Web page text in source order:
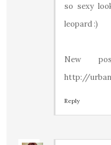
so sexy
leopard :)
New
http://
Reply